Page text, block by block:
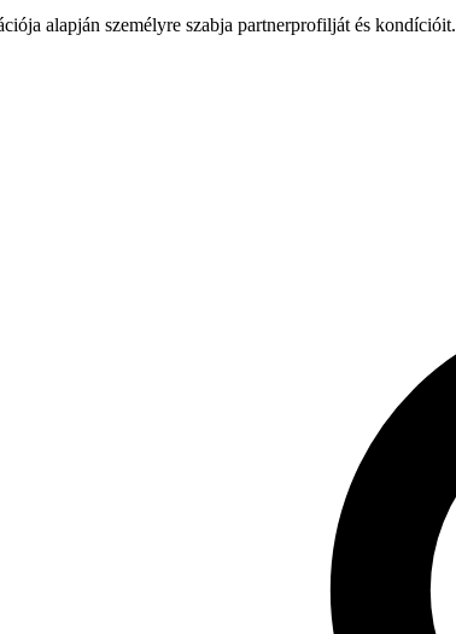
alapján személyre szabja partnerprofilját és kondícióit.